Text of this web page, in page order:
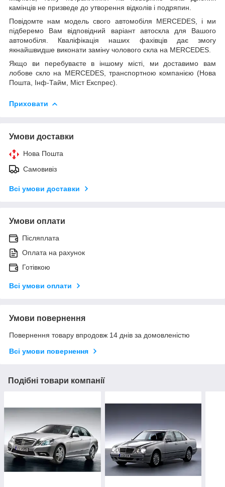
камінців не призведе до утворення відколів і подряпин.
Повідомте нам модель свого автомобіля MERCEDES, і ми
підберемо Вам відповідний варіант автоскла для Вашого
автомобіля. Кваліфікація наших фахівців дає змогу
якнайшвидше виконати заміну чолового скла на MERCEDES.
Якщо ви перебуваєте в іншому місті, ми доставимо вам
лобове скло на MERCEDES, транспортною компанією (Нова
Пошта, Інф-Тайм, Міст Експрес).
Приховати
Умови доставки
Нова Пошта
Самовивіз
Всі умови доставки
Умови оплати
Післяплата
Оплата на рахунок
Готівкою
Всі умови оплати
Умови повернення
Повернення товару впродовж 14 днів за домовленістю
Всі умови повернення
Подібні товари компанії